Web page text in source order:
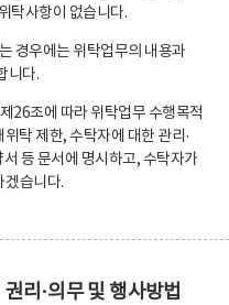
탁사항이 없습니다.
경우에는 위탁업무의 내용과
니다.
26조에 따라 위탁업무 수행목적
탁 제한, 수탁자에 대한 관리·
등 문서에 명시하고, 수탁자가
겠습니다.
리·의무 및 행사방법